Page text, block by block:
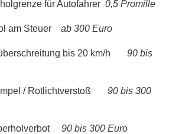
für Autofahrer 0,5 Promille
am Steuer ab 300 Euro
bis 20 km/h
90 bis
/ Rotlichtverstoß 90 bis 300
90 bis 300 Euro